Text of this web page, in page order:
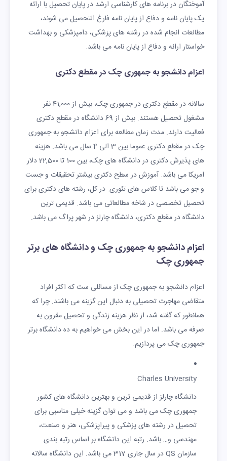
آموختگان در برنامه های کارشناسی ارشد در پایان تحصیل با ارائه
یک پایان نامه و دفاع از پایان نامه فارغ التحصیل می شوند،
مطالعات انجام شده در رشته های پزشکی، دامپزشکی و بهداشت
خواستار ارائه و دفاع از پایان نامه می باشد.
اعزام دانشجو به جمهوری چک در مقطع دکتری
سالانه در مقطع دکتری در جمهوری چک، بیش از 41,000 نفر
مشغول تحصیل هستند. بیش از 69 دانشگاه در مقطع دکتری
فعالیت دارند. مدت زمان مطالعه برای اعزام دانشجو به جمهوری
چک در مقطع دکتری عموما بین 3 الی 4 سال می باشد. هزینه
های پذیرش دکتری در دانشگاه های چک، بین 100 تا 22,500 دلار
امریکا می باشد. آموزش در سطح دکتری بیشتر تحقیقات و جست
و جو می باشد تا کلاس های تئوری. در کل، رشته های دکتری برای
تحصیل تخصصی در شاخه مطالعاتی می باشد. قدیمی ترین
دانشگاه در مقطع دکتری، دانشگاه چارلز در شهر پراگ می باشد.
اعزام دانشجو به جمهوری چک و دانشگاه های برتر
جمهوری چک
اعزام دانشجو به جمهوری چک از مسائلی ست که اکثر افراد
متقاضی مهاجرت تحصیلی به دنبال این گزینه می باشند. چرا که
همانطور که گفته شد، از نظر هزینه زندگی و تحصیل مقرون به
صرفه می باشد. اما در این بخش می خواهیم به ده دانشگاه برتر
جمهوری چک می پردازیم.
Charles University
دانشگاه چارلز از قدیمی ترین و بهترین دانشگاه های کشور
جمهوری چک می باشد و می توان گزینه خیلی مناسبی برای
تحصیل در رشته های پزشکی و پیراپزشکی، هنر و صنعت،
مهندسی و… باشد. رتبه این دانشگاه بر اساس رتبه بندی
سازمان QS در سال جاری 317 می باشد. این دانشگاه سالانه